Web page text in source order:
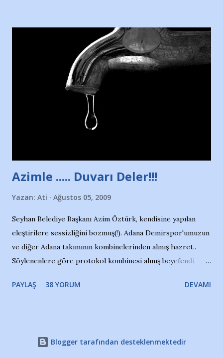
Nesrin’in Hikayesi’ne başlıyorum… 1964 Adana Yüzme
havuzunun kenarında 7 yaşında kara kuru bir kız çocuğu
duruyor. Havuzun içinde Adana Demirspor Kulübü
yüzücüleri. Erkekler çoğunlukta. Küçük kız etrafına bakıyor.
Sadece 4 kız çocuğu var. Nesrin, Adana Demirspor’un 4
kızından biri oluyor o gün…Giriyor havuza. 1973 – 1975
Adana Nesrin, 16 yaşında. Yüzüyor. 7 yaşında girdiği
Türkiye 3.lüğü var. 17 yaşında mar...
Azimle ..... Duvarı Deler!!!
Yazan: Ati Ağustos 05, 2009
Seyhan Belediye Başkanı Azim Öztürk, kendisine yapılan
eleştirilere sessizliğini bozmuş(!). Adana Demirspor'umuzun
ve diğer Adana takımının kombinelerinden almış hazret..
Söylenenlere göre protokol kombinesi almış beyefendi,
ki kombineyi Bekir Başkan'dan alırken; dillere destan..
Takımıma maddi gelir oldu diye seviniyorum, fakat bu
PAYLAŞ 38 YORUM DEVAMI
Blogger tarafından desteklenmektedir